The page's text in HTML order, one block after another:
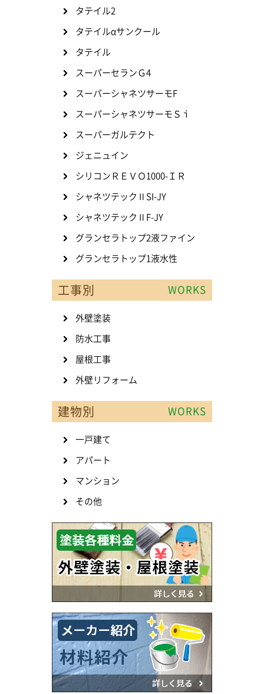
タテイル2
タテイルαサンクール
タテイル
スーパーセランＧ4
スーパーシャネツサーモF
スーパーシャネツサーモＳｉ
スーパーガルテクト
ジェニュイン
シリコンＲＥＶＯ1000-ＩＲ
シャネツテックⅡSI-JY
シャネツテックⅡF-JY
グランセラトップ2液ファイン
グランセラトップ1液水性
工事別 WORKS
外壁塗装
防水工事
屋根工事
外壁リフォーム
建物別 WORKS
一戸建て
アパート
マンション
その他